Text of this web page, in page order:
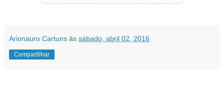
Arionauro Cartuns às sábado, abril 02, 2016
Compartilhar